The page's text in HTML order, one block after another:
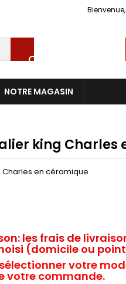
Bienvenue,

NOTRE MAGASIN
king Charles
en céramique
les frais de
(domicile ou
votre
votre commande.